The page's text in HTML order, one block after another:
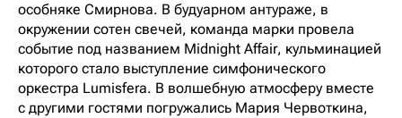
особняке Смирнова. В будуарном антураже, в
окружении сотен свечей, команда марки провела
событие под названием Midnight Affair, кульминацией
которого стало выступление симфонического
оркестра Lumisfera. В волшебную атмосферу вместе
с другими гостями погружались Мария Червоткина,